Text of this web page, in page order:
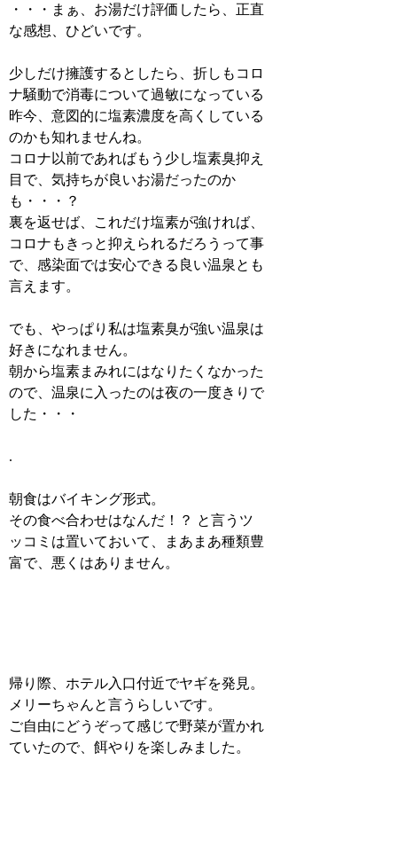
・・・まぁ、お湯だけ評価したら、正直
な感想、ひどいです。
少しだけ擁護するとしたら、折しもコロ
ナ騒動で消毒について過敏になっている
昨今、意図的に塩素濃度を高くしている
のかも知れませんね。
コロナ以前であればもう少し塩素臭抑え
目で、気持ちが良いお湯だったのか
も・・・？
裏を返せば、これだけ塩素が強ければ、
コロナもきっと抑えられるだろうって事
で、感染面では安心できる良い温泉とも
言えます。
でも、やっぱり私は塩素臭が強い温泉は
好きになれません。
朝から塩素まみれにはなりたくなかった
ので、温泉に入ったのは夜の一度きりで
した・・・
.
朝食はバイキング形式。
その食べ合わせはなんだ！？ と言うツ
ッコミは置いておいて、まあまあ種類豊
富で、悪くはありません。
帰り際、ホテル入口付近でヤギを発見。
メリーちゃんと言うらしいです。
ご自由にどうぞって感じで野菜が置かれ
ていたので、餌やりを楽しみました。